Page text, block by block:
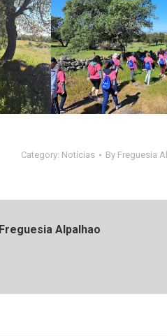
Category: Notícias By Freguesia
Freguesia Alpalhao